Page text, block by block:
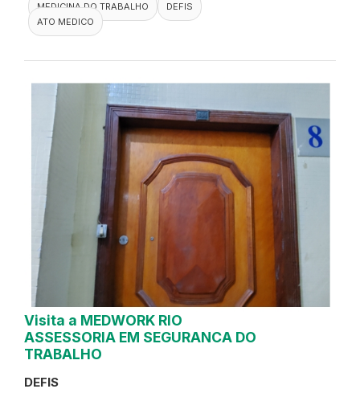
MEDICINA DO TRABALHO
DEFIS
ATO MEDICO
Visita a MEDWORK RIO
ASSESSORIA EM SEGURANCA DO
TRABALHO
DEFIS